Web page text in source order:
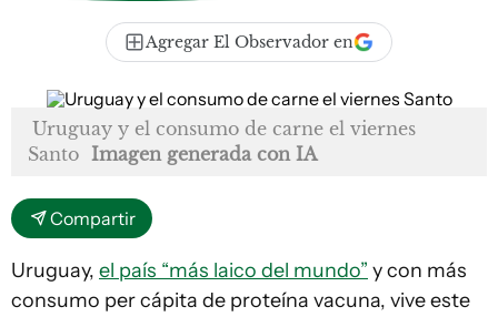
Agregar El Observador en
Uruguay y el consumo de carne el viernes
Santo Imagen generada con IA
Compartir
Uruguay, el país “más laico del mundo” y con más
consumo per cápita de proteína vacuna, vive este